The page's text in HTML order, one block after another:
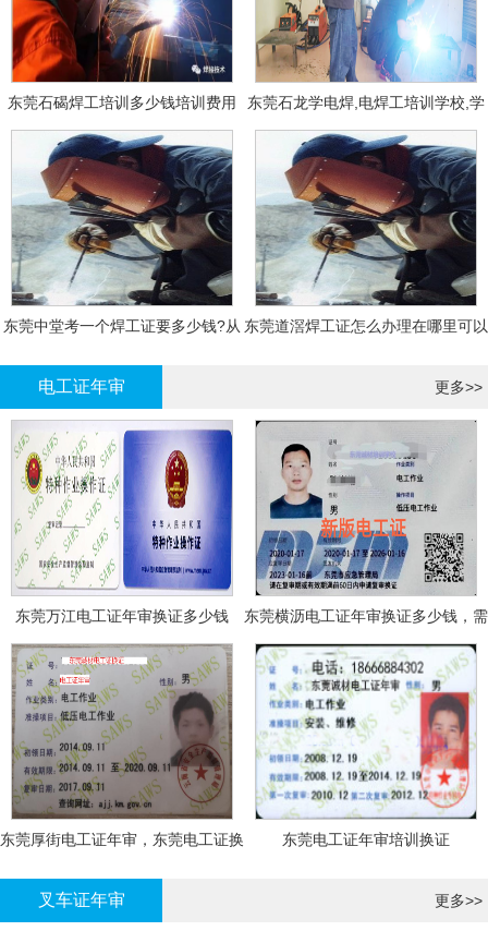
东莞石碣焊工培训多少钱培训费用
东莞石龙学电焊,电焊工培训学校,学
费多少钱?
东莞中堂考一个焊工证要多少钱?从 东莞道滘焊工证怎么办理在哪里可以
电工证年审 更多>>
东莞万江电工证年审换证多少钱
东莞横沥电工证年审换证多少钱，需
要什么资料
东莞厚街电工证年审，东莞电工证换
东莞电工证年审培训换证
叉车证年审 更多>>